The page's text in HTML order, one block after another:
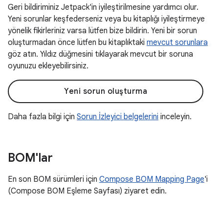
Geri bildiriminiz Jetpack'in iyileştirilmesine yardımcı olur.
Yeni sorunlar keşfederseniz veya bu kitaplığı iyileştirmeye
yönelik fikirleriniz varsa lütfen bize bildirin. Yeni bir sorun
oluşturmadan önce lütfen bu kitaplıktaki mevcut sorunlara
göz atın. Yıldız düğmesini tıklayarak mevcut bir soruna
oyunuzu ekleyebilirsiniz.
Yeni sorun oluşturma
Daha fazla bilgi için Sorun İzleyici belgelerini inceleyin.
BOM'lar
En son BOM sürümleri için Compose BOM Mapping Page'i
(Compose BOM Eşleme Sayfası) ziyaret edin.